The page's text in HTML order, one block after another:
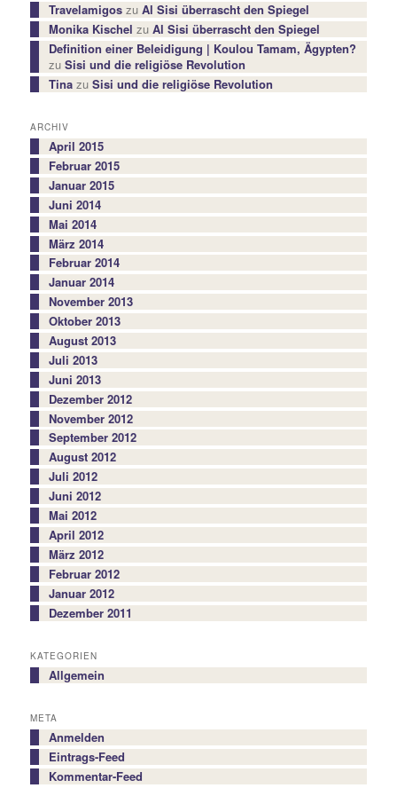
Travelamigoszu Al Sisi überrascht den Spiegel
Monika Kischel zu Al Sisi überrascht den Spiegel
Definition einer Beleidigung | Koulou Tamam, Ägypten?
zu Sisi und die religiöse Revolution
Tinazu Sisi und die religiöse Revolution
ARCHIV
April 2015
Februar 2015
Januar 2015
Juni 2014
Mai 2014
März 2014
Februar 2014
Januar 2014
November 2013
Oktober 2013
August 2013
Juli 2013
Juni 2013
Dezember 2012
November 2012
September 2012
August 2012
Juli 2012
Juni 2012
Mai 2012
April 2012
März 2012
Februar 2012
Januar 2012
Dezember 2011
KATEGORIEN
Allgemein
META
Anmelden
Eintrags-Feed
Kommentar-Feed